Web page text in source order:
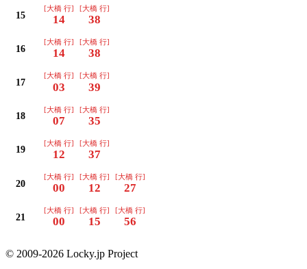
15
[大橋 行]
14
[大橋 行]
38
16
[大橋 行]
14
[大橋 行]
38
17
[大橋 行]
03
[大橋 行]
39
18
[大橋 行]
07
[大橋 行]
35
19
[大橋 行]
12
[大橋 行]
37
20
[大橋 行]
00
[大橋 行]
12
[大橋 行]
27
21
[大橋 行]
00
[大橋 行]
15
[大橋 行]
56
© 2009-2026 Locky.jp Project